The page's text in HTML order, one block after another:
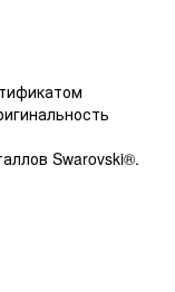
Swarovski®.